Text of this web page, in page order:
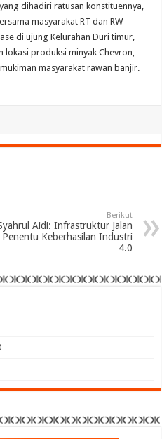
dihadiri ratusan konstituennya,
masyarakat RT dan RW
di ujung Kelurahan Duri timur,
lokasi produksi minyak Chevron,
masyarakat rawan banjir.
Berikut
Aidi: Infrastruktur Jalan
Penentu Keberhasilan Industri
4.0